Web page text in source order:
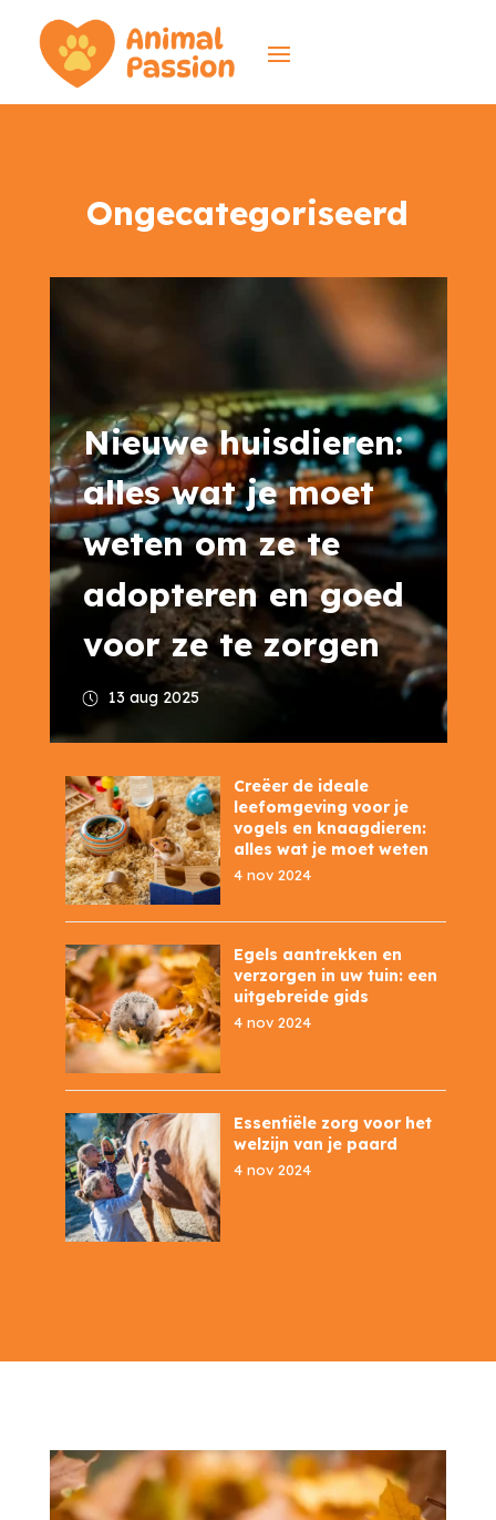
Ongecategoriseerd
Nieuwe huisdieren:
alles wat je moet
weten om ze te
adopteren en goed
voor ze te zorgen
13 aug 2025
Creëer de ideale
leefomgeving voor je
vogels en knaagdieren:
alles wat je moet weten
4 nov 2024
Egels aantrekken en
verzorgen in uw tuin: een
uitgebreide gids
4 nov 2024
Essentiële zorg voor het
welzijn van je paard
4 nov 2024